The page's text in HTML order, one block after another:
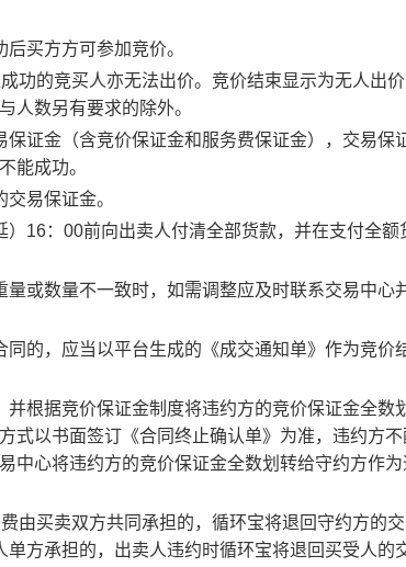
买方方可参加竞价。
功的竞买人亦无法出价。竞价结束显示为无人出价
人数另有要求的除外。
证金（含竞价保证金和服务费保证金），交易保
能成功。
易保证金。
16：00前向出卖人付清全部货款，并在支付全额
或数量不一致时，如需调整应及时联系交易中心
的，应当以平台生成的《成交通知单》作为竞价
根据竞价保证金制度将违约方的竞价保证金全数
式以书面签订《合同终止确认单》为准，违约方不
中心将违约方的竞价保证金全数划转给守约方作为
由买卖双方共同承担的，循环宝将退回守约方的
方承担的，出卖人违约时循环宝将退回买受人的